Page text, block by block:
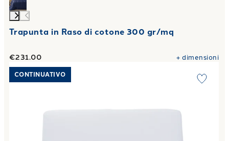
Trapunta in Raso di cotone 300 gr/mq
€231.00 +dimensioni
Link to "Copricuscino melange in Cotone
CONTINUATIVO